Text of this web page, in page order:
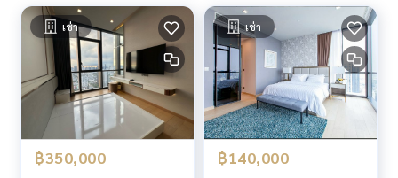
Mail Room
Swimming Pool with Kids’ Pool
Garden Area 1,000 sq.m.
Fitness Room
Multi – purpose Area
Playroom
Educational Playground
Yoga Room
The Palour
เช่า
฿350,000
เช่า
฿140,000